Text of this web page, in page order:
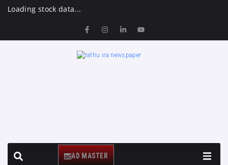
Loading stock data...
AD MASTER